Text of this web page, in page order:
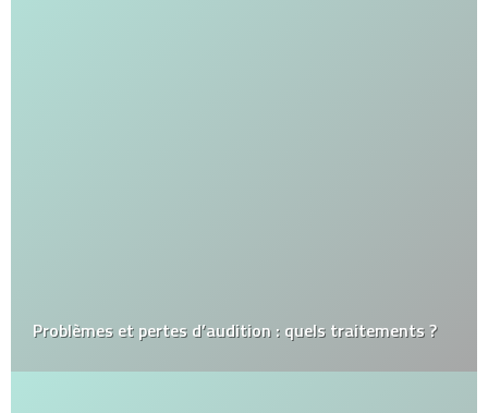
Problèmes et pertes d’audition : quels traitements ?